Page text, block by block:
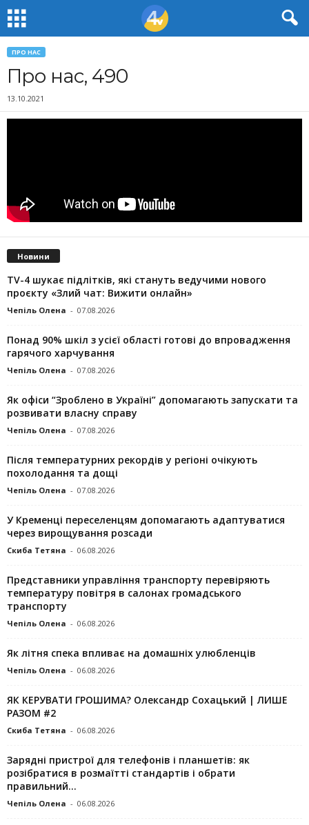
ПРО НАС
Про нас, 490
13.10.2021
Новини
TV-4 шукає підлітків, які стануть ведучими нового
проєкту «Злий чат: Вижити онлайн»
Чепіль Олена - 07.08.2026
Понад 90% шкіл з усієї області готові до впровадження
гарячого харчування
Чепіль Олена - 07.08.2026
Як офіси “Зроблено в Україні” допомагають запускaти та
розвивати власну справу
Чепіль Олена - 07.08.2026
Після температурних рекордів у регіоні очікують
похолодання та дощі
Чепіль Олена - 07.08.2026
У Кременці переселенцям допомагають адаптуватися
через вирощування розсади
Скиба Тетяна - 06.08.2026
Представники управління транспорту перевіряють
температуру повітря в салонах громадського
транспорту
Чепіль Олена - 06.08.2026
Як літня спека впливає на домашніх улюбленців
Чепіль Олена - 06.08.2026
ЯК КЕРУВАТИ ГРОШИМА? Олександр Сохацький | ЛИШЕ
РАЗОМ #2
Скиба Тетяна - 06.08.2026
Зарядні пристрої для телефонів і планшетів: як
розібратися в розмаїтті стандартів і обрати
правильний...
Чепіль Олена - 06.08.2026